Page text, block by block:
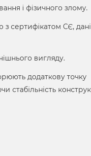
і фізичного злому.
сертифікатом СЄ, дані
вигляду.
додаткову точку